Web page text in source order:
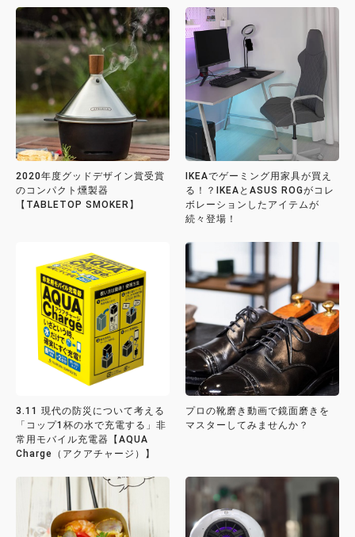
2020年度グッドデザイン賞受賞
のコンパクト燻製器
【TABLETOP SMOKER】
IKEAでゲーミング用家具が買え
る！？IKEAとASUS ROGがコレ
ボレーションしたアイテムが
続々登場！
3.11 現代の防災について考える
「コップ1杯の水で充電する」非
常用モバイル充電器【AQUA
Charge（アクアチャージ）】
プロの靴磨き動画で鏡面磨きを
マスターしてみませんか？